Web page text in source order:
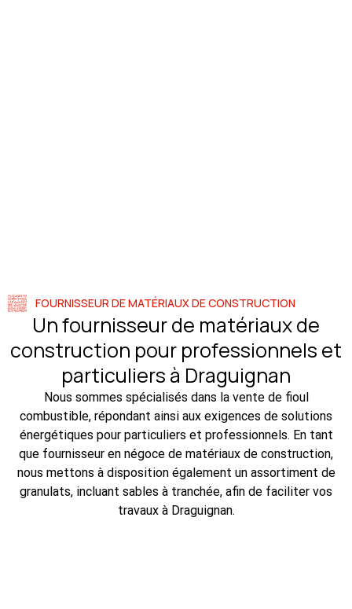
FOURNISSEUR DE MATÉRIAUX DE CONSTRUCTION
Un fournisseur de matériaux de
construction pour professionnels et
particuliers à Draguignan
Nous sommes spécialisés dans la vente de fioul
combustible, répondant ainsi aux exigences de solutions
énergétiques pour particuliers et professionnels. En tant
que fournisseur en négoce de matériaux de construction,
nous mettons à disposition également un assortiment de
granulats, incluant sables à tranchée, afin de faciliter vos
travaux à Draguignan.